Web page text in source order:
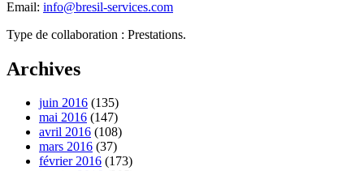
Email: info@bresil-services.com
Type de collaboration : Prestations.
Archives
juin 2016 (135)
mai 2016 (147)
avril 2016 (108)
mars 2016 (37)
février 2016 (173)